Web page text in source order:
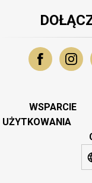
WSPARCIE
UŻYTKOWANIA